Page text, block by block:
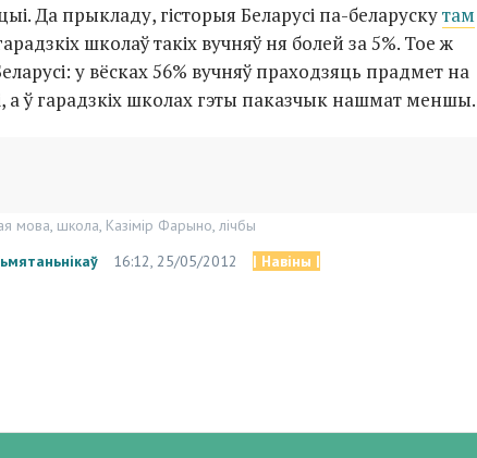
Да прыкладу, гісторыя Беларусі па-беларускутам
школаў такіх вучняў ня болей за 5%. Тое ж
у вёсках 56% вучняў праходзяць прадмет на
а ў гарадзкіх школах гэты паказчык нашмат меншы.
мова школа Казімір Фарыно лічбы
16:12, 25/05/2012 | Навіны |